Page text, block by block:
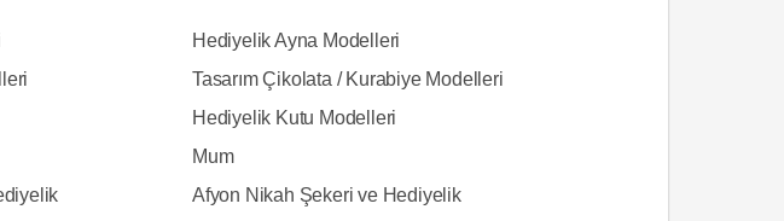
Hediyelik Ayna Modelleri
Tasarım Çikolata / Kurabiye Modelleri
Hediyelik Kutu Modelleri
Mum
Afyon Nikah Şekeri ve Hediyelik